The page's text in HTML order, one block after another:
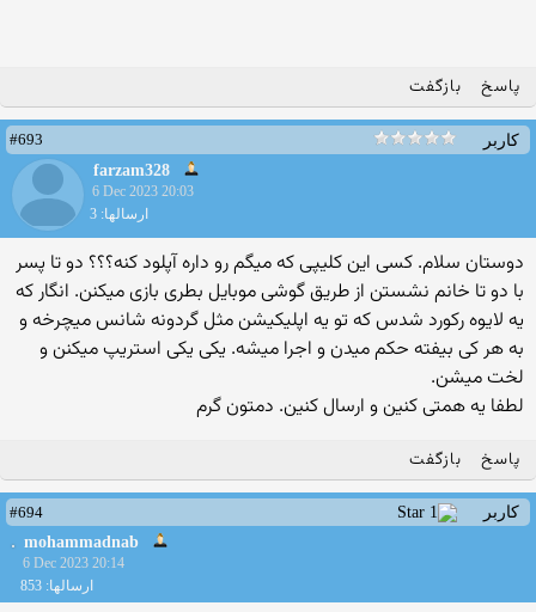
پاسخ بازگفت
کاربر
#693
farzam328
6 Dec 2023 20:03
ارسالها: 3
دوستان سلام. کسی این کلیپی که میگم رو داره آپلود کنه؟؟؟ دو تا پسر
با دو تا خانم نشستن از طریق گوشی موبایل بطری بازی میکنن. انگار که
یه لایوه رکورد شدس که تو یه اپلیکیشن مثل گردونه شانس میچرخه و
به هر کی بیفته حکم میدن و اجرا میشه. یکی یکی استریپ میکنن و
لخت میشن.
لطفا یه همتی کنین و ارسال کنین. دمتون گرم
پاسخ بازگفت
کاربر
#694
mohammadnab
6 Dec 2023 20:14
ارسالها: 853